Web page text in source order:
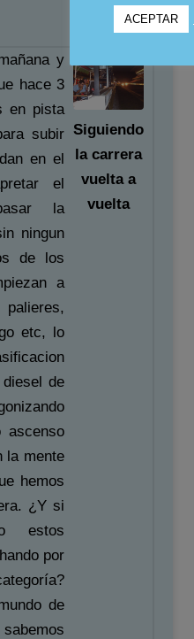
y
hace 3
en pista
subir
en el
el
la
ningun
de los
a
etc, lo
de
ascenso
la mente
hemos
¿Y si
estos
por
de
Siguiendo
la carrera
vuelta a
vuelta
ACEPTAR